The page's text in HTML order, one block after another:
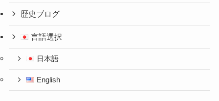
歴史ブログ
言語選択
日本語
English